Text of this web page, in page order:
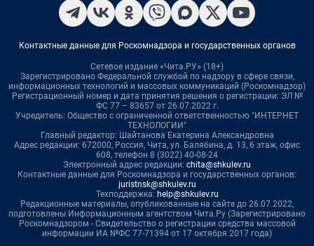
Контактные данные для Роскомнадзора и государственных органов
Сетевое издание «Чита.РУ» (18+)
Зарегистрировано Федеральной службой по надзору в сфере связи,
информационных технологий и массовых коммуникаций (Роскомнадзор)
Регистрационный номер и дата принятия решения о регистрации: ЭЛ №
ФС 77 – 83657 от 26.07.2022 г.
Учредитель: Общество с ограниченной ответственностью "ИНТЕРНЕТ
ТЕХНОЛОГИИ"
Главный редактор: Шайтанова Екатерина Александровна
Адрес редакции: 672000, Россия, Чита, ул. Балябина, д. 13, 6 этаж, офис
608, телефон 8 (3022) 40-08-24
Электронный адрес редакции: chita@shkulev.ru
Контактные данные для Роскомнадзора и государственных органов:
juristnsk@shkulev.ru
Техподдержка: help@shkulev.ru
Редакционные материалы, опубликованные на сайте до 26.07.2022,
подготовлены Информационным агентством Чита.Ру (Зарегистрировано
Роскомнадзором - Свидетельство о регистрации средства массовой
информации ИА №ФС 77-71394 от 17 октября 2017 года)